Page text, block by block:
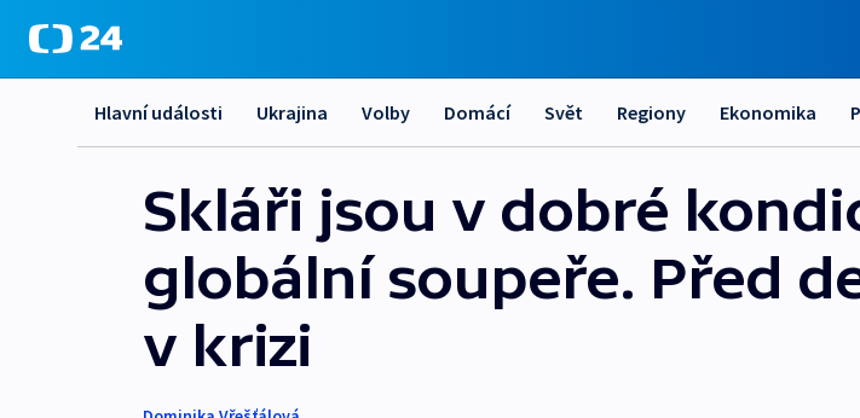
Hlavní události Ukrajina Volby Domácí Svět Regiony Ekonomika
Skláři jsou v dobré
globální soupeře. Před
v krizi